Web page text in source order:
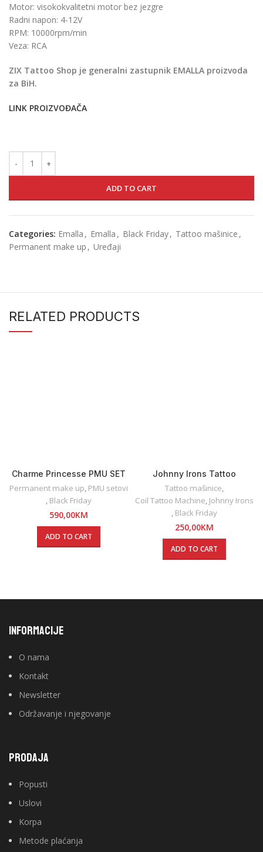
Motor: visokokvalitetni motor bez jezgre
Radni napon: 4-12V
RPM: 10000rpm/min
Veza: RCA
ZIX Tattoo Shop je generalni zastupnik EMALLA proizvoda
za BiH.
LINK PROIZVOĐAČA
ADD TO CART
Categories: Emalla , Emalla , Black Friday, Tattoo mašinice ,
Permanent make up , Uređaji
RELATED PRODUCTS
Charme Princesse PMU SET
Permanent make up PMU setovi
Black Friday
590,00KM
ADD TO CART
Johnny Irons Tattoo
Machine — Liner
Tattoo mašinice
Coil Tattoo Machine Johnny Irons
Black Friday
250,00KM
ADD TO CART
INFORMACIJE
O nama
Kontakt
Newsletter
Održavanje i njegovanje
PRODAJA
Popusti
Uslovi
Korpa
Metode plaćanja